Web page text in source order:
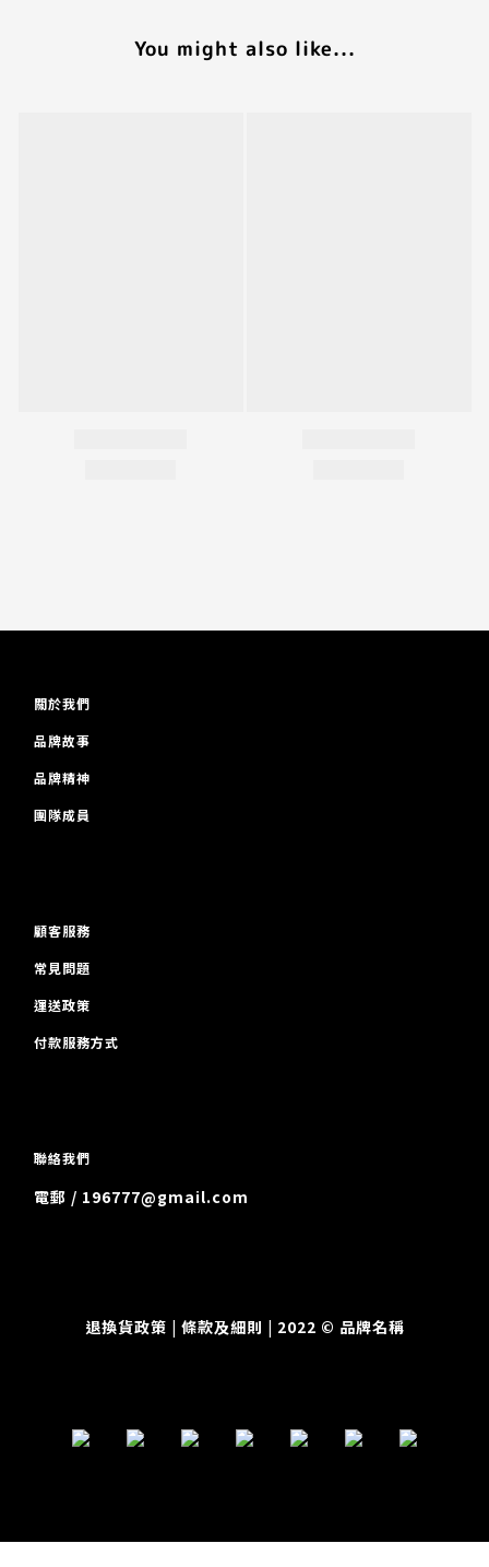
You might also like...
關於我們
品牌故事
品牌精神
團隊成員
顧客服務
常見問題
運送政策
付款服務方式
聯絡我們
電郵 / 196777@gmail.com
退換貨政策 | 條款及細則 | 2022 © 品牌名稱